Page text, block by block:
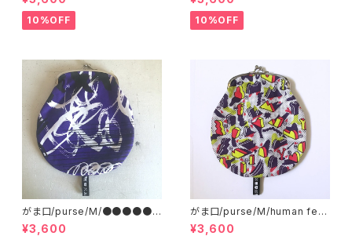
10%OFF 10%OFF
がま口/purse/M/●●●●●
●●●●
¥3,600
がま口/purse/M/human ferti
lizer
¥3,600